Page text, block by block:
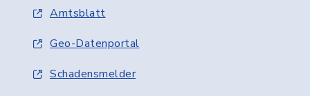
Amtsblatt
Geo-Datenportal
Schadensmelder